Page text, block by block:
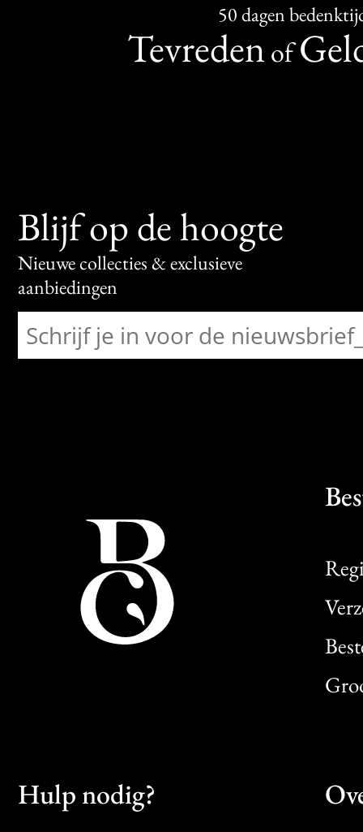
50 dagen
Tevredenof
Blijf op de hoogte
Nieuwe collecties & exclusieve
aanbiedingen
Hulp nodig?